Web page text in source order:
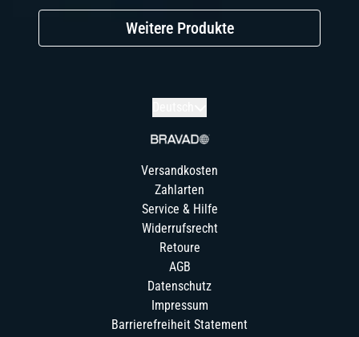
Weitere Produkte
Versandkosten
Zahlarten
Service & Hilfe
Widerrufsrecht
Retoure
AGB
Datenschutz
Impressum
Barrierefreiheit Statement